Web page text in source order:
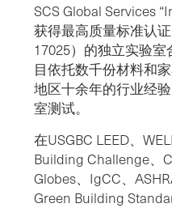
SCS Global Services
获得最高质量标准认
17025）的独立实验
目依托数千份材料和
地区十余年的行业经
室测试。
在USGBC LEED、
Building Challenge、
Globes、IgCC、
Green Building